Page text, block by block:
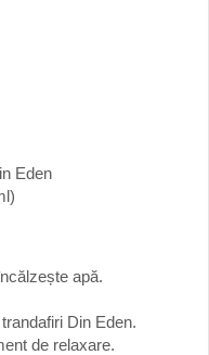
Eden
apă.
Din Eden.
de relaxare.